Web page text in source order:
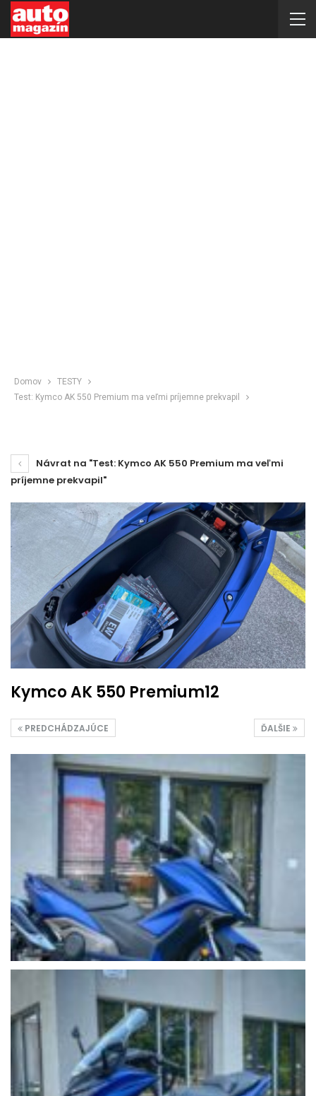
Domov
TESTY
Test: Kymco AK 550 Premium ma veľmi príjemne prekvapil
Návrat na "Test: Kymco AK 550 Premium ma veľmi
príjemne prekvapil"
Kymco AK 550 Premium12
ĎALŠIE
PREDCHÁDZAJÚCE